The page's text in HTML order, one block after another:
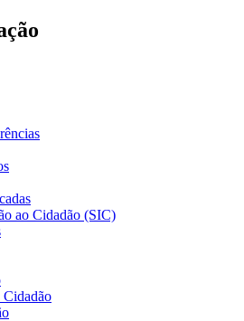
ao Cidadão (SIC)
Cidadão